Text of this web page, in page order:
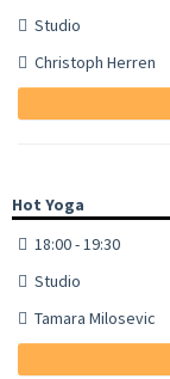
Studio
Christoph Herren
Hot Yoga
18:00 - 19:30
Studio
Tamara Milosevic